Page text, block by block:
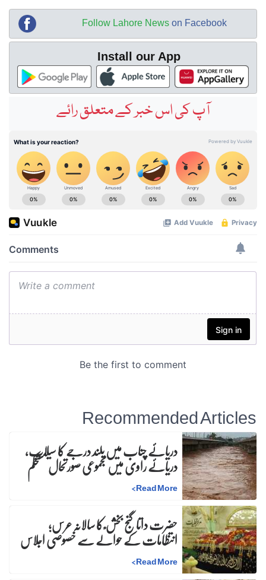
Follow Lahore News on Facebook
Install our App
آپ کی اس خبر کے متعلق رائے
Recommended Articles
دریائے چناب میں بلند درجے کا سیلاب،
دریائے راوی میں مجموعی صورتحال مستحکم
Read More
>
حضرت داتا گنج بخش ؒ کا سالانہ عرس;
انتظامات کے حوالے سے خصوصی اجلاس
Read More
>